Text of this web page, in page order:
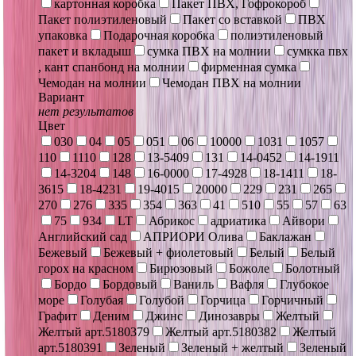
картонная коробка
Пакет ПВХ, Гофрокороб
Пакет полиэтиленовый
Пакет со вставкой
ПВХ
упаковка
Подарочная коробка
полиэтиленовый
пакет и вкладыш
сумка ПВХ на молнии
сумкка пвх
, кант спанбонд на молнии
фирменная сумка
Чемодан на молнии
Чемодан ПВХ на молнии
Вариант
нет результатов
Цвет
030
04 05 051 06 10000 1031
1057
110
1110 128 13-5409 131 14-0452
14-1911
14-3204
148 16-0000 17-4928 18-1411
18-
3615
18-4231 19-4015 20000 229 231
265
270
276 335 354 363 41 510 55 57
63
75
934 LT Абрикос адриатика
Айвори
Английский сад
АПРИОРИ Олива
Баклажан
Бежевый
Бежевый + фиолетовый Белый
Белый
горох на красном
Бирюзовый Божоле
Болотный
Бордо
Бордовый Ваниль Вафля
Глубокое
море
Голубая Голубой Горчица
Горчичный
Графит
Деним Джинс Динозавры
Желтый
Желтый арт.5180379
Желтый арт.5180382
Желтый
арт.5180391
Зеленый Зеленый + желтый
Зеленый